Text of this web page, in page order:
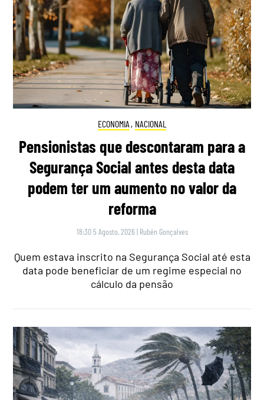
ECONOMIA , NACIONAL
Pensionistas que descontaram para a
Segurança Social antes desta data
podem ter um aumento no valor da
reforma
18:30 5 Agosto, 2026 | Rubén Gonçalves
Quem estava inscrito na Segurança Social até esta
data pode beneficiar de um regime especial no
cálculo da pensão